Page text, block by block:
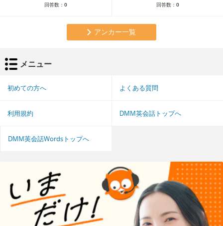
回答数： 0 回答数： 0
アンカー一覧
メニュー
初めての方へ よくある質問
利用規約 DMM英会話トップへ
DMM英会話Wordsトップへ